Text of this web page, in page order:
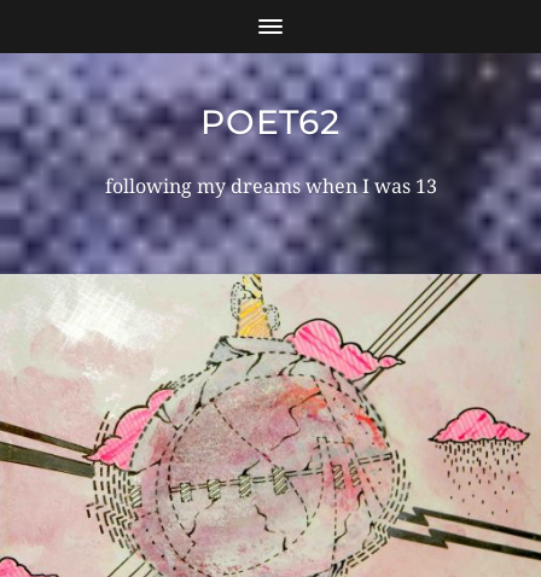
POET62
following my dreams when I was 13